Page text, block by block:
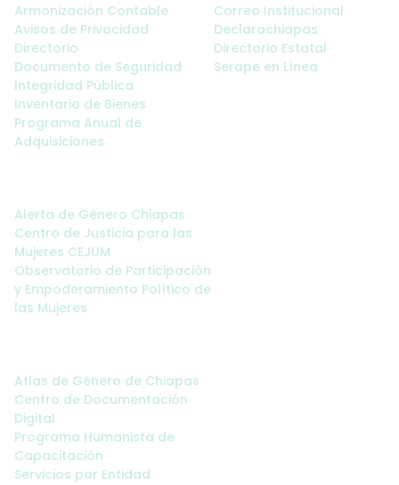
Armonización Contable
Avisos de Privacidad
Directorio
Documento de Seguridad
Integridad Pública
Inventario de Bienes
Programa Anual de
Adquisiciones
Correo Institucional
Declarachiapas
Directorio Estatal
Serape en Línea
Alerta de Género Chiapas
Centro de Justicia para las
Mujeres CEJUM
Observatorio de Participación
y Empoderamiento Político de
las Mujeres
Atlas de Género de Chiapas
Centro de Documentación
Digital
Programa Humanista de
Capacitación
Servicios por Entidad